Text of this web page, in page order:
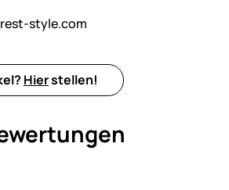
style.com
Hierstellen!